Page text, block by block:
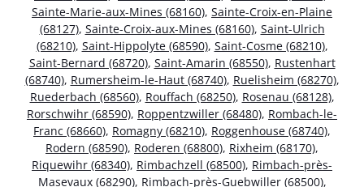
Sainte-Marie-aux-Mines (68160), Sainte-Croix-en-Plaine
(68127), Sainte-Croix-aux-Mines (68160), Saint-Ulrich
(68210), Saint-Hippolyte (68590), Saint-Cosme (68210),
Saint-Bernard (68720), Saint-Amarin (68550), Rustenhart
(68740), Rumersheim-le-Haut (68740), Ruelisheim (68270),
Ruederbach (68560), Rouffach (68250), Rosenau (68128),
Rorschwihr (68590), Roppentzwiller (68480), Rombach-le-
Franc (68660), Romagny (68210), Roggenhouse (68740),
Rodern (68590), Roderen (68800), Rixheim (68170),
Riquewihr (68340), Rimbachzell (68500), Rimbach-près-
Masevaux (68290), Rimbach-près-Guebwiller (68500),